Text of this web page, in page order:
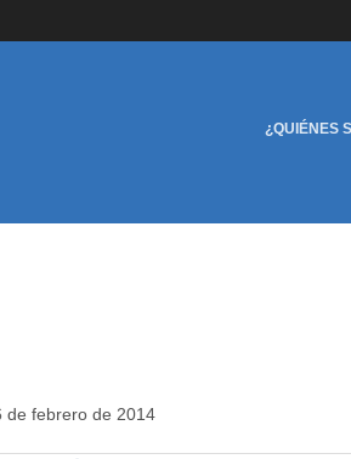
¿QUIÉNES
de febrero de 2014